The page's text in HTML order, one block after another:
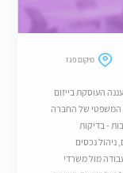
מיקום פגז
העוסקת בייזום
המשפטי של החברה
- בדיקות
ניהול נכסים
מול משרדי